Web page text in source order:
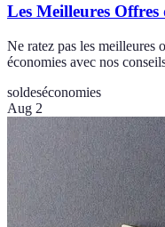
Les Meilleures Offres
Ne ratez pas les meilleures
économies avec nos
soldeséconomies
Aug 2